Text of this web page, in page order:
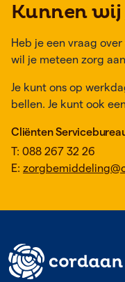
Kunnen wij
Heb je een vraag
wil je meteen zorg
Je kunt ons op
bellen. Je kunt ook
Cliënten
T: 088 267 32 26
E:
Footer